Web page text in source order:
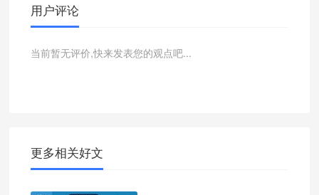
用户评论
当前暂无评价,快来发表您的观点吧...
更多相关好文